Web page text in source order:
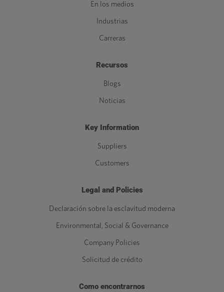
En los medios
Industrias
Carreras
Recursos
Blogs
Noticias
Key Information
Suppliers
Customers
Legal and Policies
Declaración sobre la esclavitud moderna
Environmental, Social & Governance
Company Policies
Solicitud de crédito
Como encontrarnos